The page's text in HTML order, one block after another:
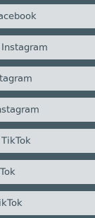
Instagram
TikTok